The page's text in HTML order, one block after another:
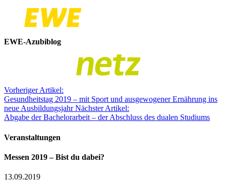
EWE-Azubiblog
Vorheriger Artikel:
Gesundheitstag 2019 – mit Sport und ausgewogener Ernährung ins
neue AusbildungsjahrNächster Artikel:
Abgabe der Bachelorarbeit – der Abschluss des dualen Studiums
Veranstaltungen
Messen 2019 – Bist du dabei?
13.09.2019